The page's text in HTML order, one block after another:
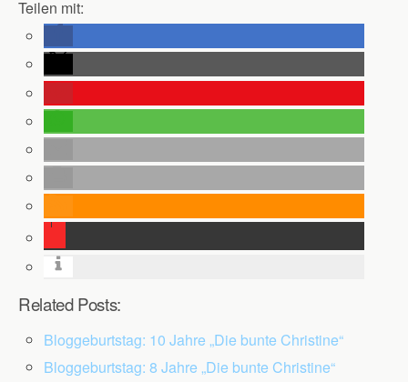
Teilen mit:
Related Posts:
Bloggeburtstag: 10 Jahre „Die bunte Christine“
Bloggeburtstag: 8 Jahre „Die bunte Christine“